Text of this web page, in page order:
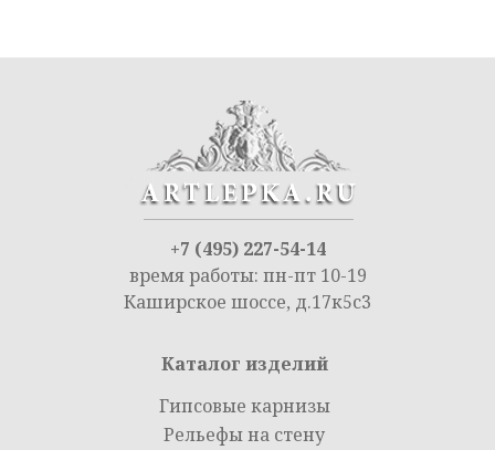
+7 (495) 227-54-14
время работы: пн-пт 10-19
Каширское шоссе, д.17к5с3
Каталог изделий
Гипсовые карнизы
Рельефы на стену